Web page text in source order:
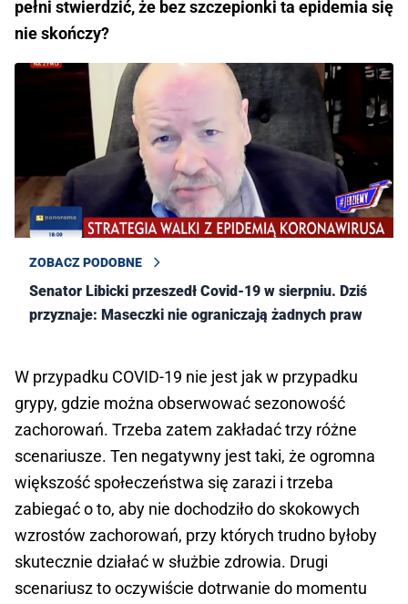
pełni stwierdzić, że bez szczepionki ta epidemia się
nie skończy?
ZOBACZ PODOBNE
Senator Libicki przeszedł Covid-19 w sierpniu. Dziś
przyznaje: Maseczki nie ograniczają żadnych praw
W przypadku COVID-19 nie jest jak w przypadku
grypy, gdzie można obserwować sezonowość
zachorowań. Trzeba zatem zakładać trzy różne
scenariusze. Ten negatywny jest taki, że ogromna
większość społeczeństwa się zarazi i trzeba
zabiegać o to, aby nie dochodziło do skokowych
wzrostów zachorowań, przy których trudno byłoby
skutecznie działać w służbie zdrowia. Drugi
scenariusz to oczywiście dotrwanie do momentu